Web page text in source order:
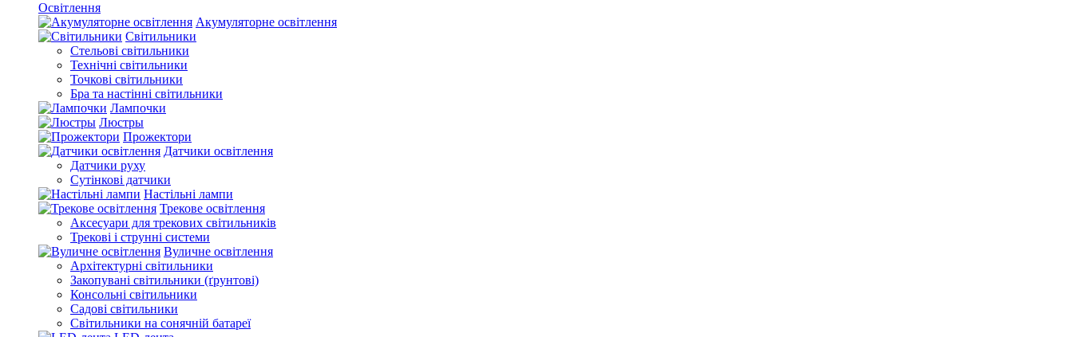
Освітлення
Акумуляторне освітлення
Світильники
Стельові світильники
Технічні світильники
Точкові світильники
Бра та настінні світильники
Лампочки
Люстры
Прожектори
Датчики освітлення
Датчики руху
Сутінкові датчики
Настільні лампи
Трекове освітлення
Аксесуари для трекових світильників
Трекові і струнні системи
Вуличне освітлення
Архітектурні світильники
Закопувані світильники (ґрунтові)
Консольні світильники
Садові світильники
Світильники на сонячній батареї